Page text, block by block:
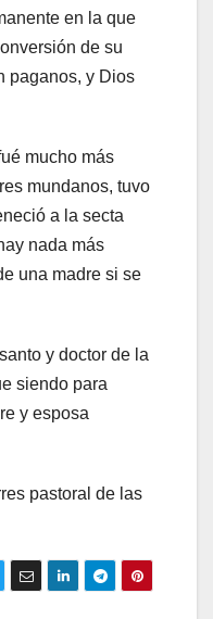
en la que
de su
paganos, y Dios
mucho más
mundanos, tuvo
a la secta
nada más
una madre si se
y doctor de la
siendo para
y esposa
pastoral de las